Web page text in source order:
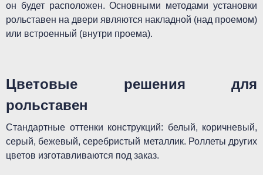
он будет расположен. Основными методами установки
рольставен на двери являются накладной (над проемом)
или встроенный (внутри проема).
Цветовые решения для
рольставен
Стандартные оттенки конструкций: белый, коричневый,
серый, бежевый, серебристый металлик. Роллеты других
цветов изготавливаются под заказ.